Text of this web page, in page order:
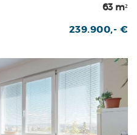
63 m²
239.900,- €